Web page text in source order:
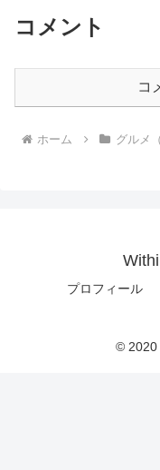
コメント
コ
ホーム グルメ
プロフィール
© 2020